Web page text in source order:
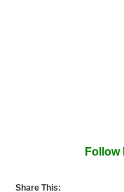
Follow
Share This: